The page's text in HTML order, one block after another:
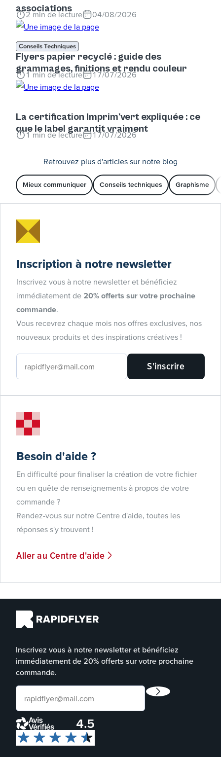
associations
2 min de lecture 04/08/2026
Conseils Techniques
Flyers papier recyclé : guide des
grammages, finitions et rendu couleur
1min de lecture 17/07/2026
La certification Imprim'vert expliquée : ce
que le label garantit vraiment
1min de lecture 17/07/2026
Retrouvez plus d'articles sur notre blog
Mieux communiquer Conseils techniques Graphisme
Inscription à notre newsletter
Inscrivez vous à notre newsletter et bénéficiez
immédiatement de 20% offerts sur votre prochaine
commande
Vous recevrez chaque mois nos offres exclusives, nos
nouveaux produits et des inspirations créatives !
S'inscrire
Besoin d'aide ?
En difficulté pour finaliser la création de votre fichier
ou en quête de renseignements à propos de votre
commande ?
Rendez-vous sur notre Centre d'aide, toutes les
réponses s'y trouvent !
Aller au Centre d'aide
Inscrivez vous à notre newsletter et bénéficiez
immédiatement de 20% offerts sur votre prochaine
commande.
4.5